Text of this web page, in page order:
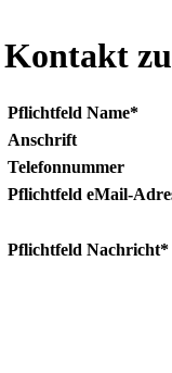
Kontakt
Pflichtfeld Name*
Anschrift
Telefonnummer
Pflichtfeld eMail-
Pflichtfeld Nachricht*